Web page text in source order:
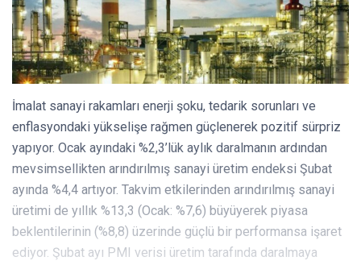
İmalat sanayi rakamları enerji şoku, tedarik sorunları ve
enflasyondaki yükselişe rağmen güçlenerek pozitif sürpriz
yapıyor. Ocak ayındaki %2,3’lük aylık daralmanın ardından
mevsimsellikten arındırılmış sanayi üretim endeksi Şubat
ayında %4,4 artıyor. Takvim etkilerinden arındırılmış sanayi
üretimi de yıllık %13,3 (Ocak: %7,6) büyüyerek piyasa
beklentilerinin (%8,8) üzerinde güçlü bir performansa işaret
ediyor. Şubat ayı PMI verisi üretim tarafında daralmaya